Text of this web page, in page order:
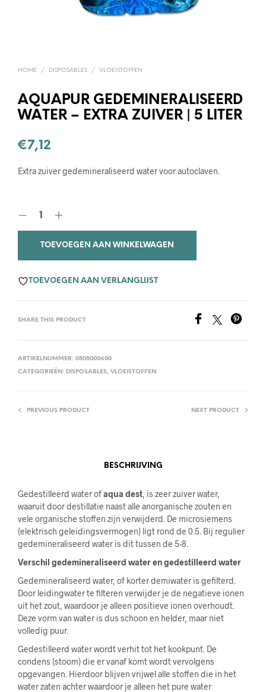
HOME / DISPOSABLES / VLOEISTOFFEN
AQUAPUR GEDEMINERALISEERD
WATER – EXTRA ZUIVER | 5 LITER
€7,12
Extra zuiver gedemineraliseerd water voor autoclaven.
TOEVOEGEN AAN WINKELWAGEN
TOEVOEGEN AAN VERLANGLIJST
SHARE THIS PRODUCT
ARTIKELNUMMER: 0505000600
CATEGORIEËN: DISPOSABLES, VLOEISTOFFEN
PREVIOUS PRODUCT NEXT PRODUCT
BESCHRIJVING
Gedestilleerd water ofaqua dest , is zeer zuiver water,
waaruit door destillatie naast alle anorganische zouten en
vele organische stoffen zijn verwijderd. De microsiemens
(elektrisch geleidingsvermogen) ligt rond de 0.5. Bij regulier
gedemineraliseerd water is dit tussen de 5-8.
Verschil gedemineraliseerd water en gedestilleerd water
Gedemineraliseerd water, of korter demiwater is gefilterd.
Door leidingwater te filteren verwijder je de negatieve ionen
uit het zout, waardoor je alleen positieve ionen overhoudt.
Deze vorm van water is dus schoon en helder, maar niet
volledig puur.
Gedestilleerd water wordt verhit tot het kookpunt. De
condens (stoom) die er vanaf komt wordt vervolgens
opgevangen. Hierdoor blijven vrijwel alle stoffen die in het
water zaten achter waardoor je alleen het pure water